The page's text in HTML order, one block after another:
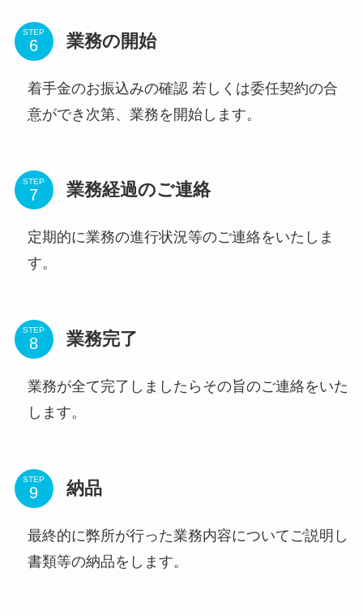
STEP 業務の開始
着手金のお振込みの確認 若しくは委任契約の合
意ができ次第、業務を開始します。
STEP 業務経過のご連絡
定期的に業務の進行状況等のご連絡をいたしま
す。
STEP 業務完了
業務が全て完了しましたらその旨のご連絡をいた
します。
STEP 納品
最終的に弊所が行った業務内容についてご説明し
書類等の納品をします。